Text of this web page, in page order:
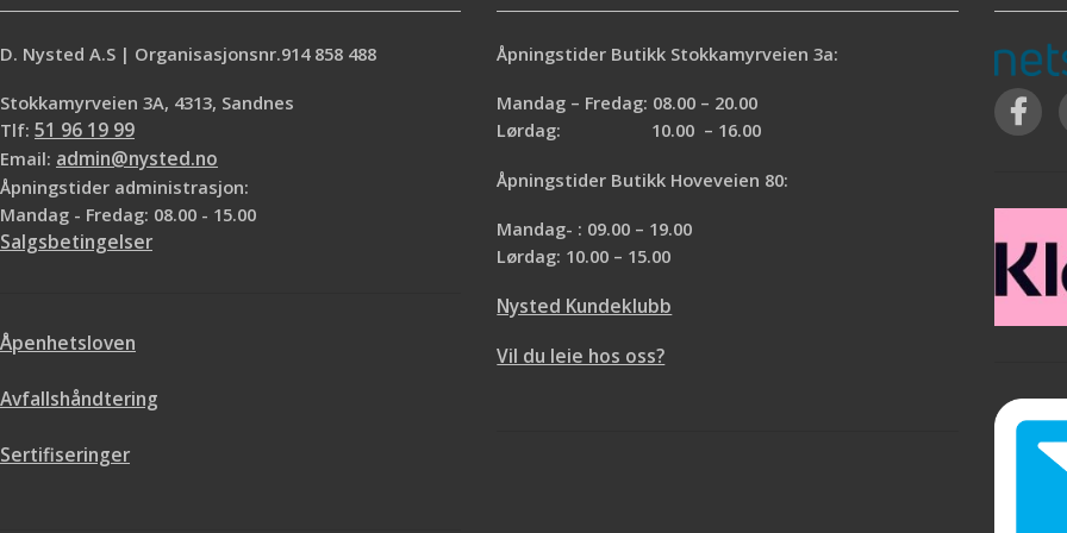
D. Nysted A.S | Organisasjonsnr.914 858 488
Stokkamyrveien 3A, 4313, Sandnes
Tlf: 51 96 19 99
Email: admin@nysted.no
Åpningstider administrasjon:
Mandag - Fredag: 08.00 - 15.00
Salgsbetingelser
Åpenhetsloven
Avfallshåndtering
Sertifiseringer
Åpningstider Butikk Stokkamyrveien 3a:
Mandag – Fredag: 08.00 – 20.00
Lørdag: 10.00 – 16.00
Åpningstider Butikk Hoveveien 80:
Mandag- : 09.00 – 19.00
Lørdag: 10.00 – 15.00
Nysted Kundeklubb
Vil du leie hos oss?